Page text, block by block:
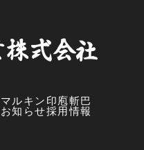
マルキン印 庖斬巴
お知らせ採用情報